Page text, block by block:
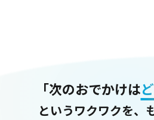
「次のおでかけは
というワクワクを、